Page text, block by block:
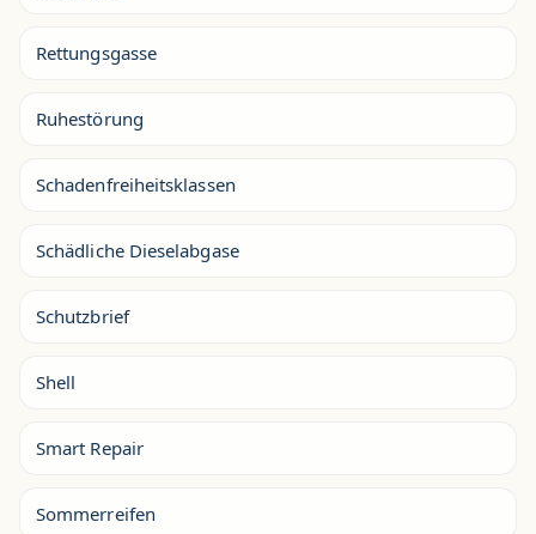
Rettungsgasse
Ruhestörung
Schadenfreiheitsklassen
Schädliche Dieselabgase
Schutzbrief
Shell
Smart Repair
Sommerreifen